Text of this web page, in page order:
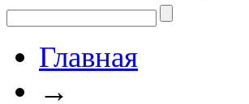
Главная
→